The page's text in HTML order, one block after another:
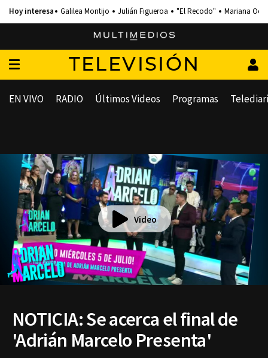
Galilea Montijo Julián Figueroa "El Recodo" Mariana
TELEVISIÓN
EN VIVO RADIO Últimos Videos Programas
Video
NOTICIA: Se acerca el final de
'Adrián Marcelo Presenta'